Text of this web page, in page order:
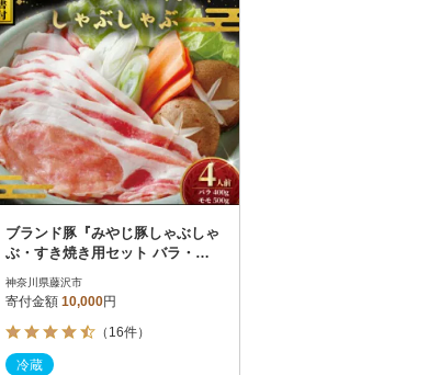
その他 解除
さとふる限定のお礼品
定期便
さとふるアプリdeワンストップ申請
対象
120
ブランド豚『みやじ豚しゃぶしゃ
ぶ・すき焼き用セット バラ・モ
モ(約900g)』
神奈川県藤沢市
寄付金額 10,000円
（16件）
冷蔵